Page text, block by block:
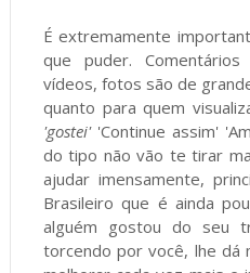
É extremamente
que puder.
vídeos, fotos são de
quanto para quem
'gostei''Continue assim'
do tipo não vão te tirar
ajudar imensamente,
Brasileiro que é ainda
alguém gostou do seu
torcendo por você, lhe dá